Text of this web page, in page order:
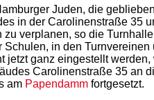
Juden, die
in der Carolinenstraße 35
verplanen, so die
in den
jetzt ganz eingestellt
Carolinenstraße 35 an
am Papendamm fortgesetzt.